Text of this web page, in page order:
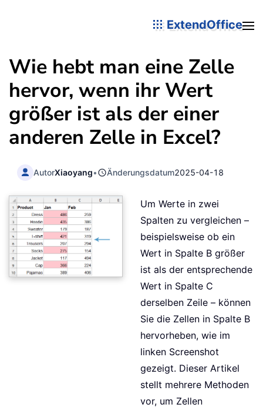
ExtendOffice
Wie hebt man eine Zelle
hervor, wenn ihr Wert
größer ist als der einer
anderen Zelle in Excel?
AutorXiaoyang• Änderungsdatum2025-04-18
Um Werte in zwei
Spalten zu vergleichen –
beispielsweise ob ein
Wert in Spalte B größer
ist als der entsprechende
Wert in Spalte C
derselben Zeile – können
Sie die Zellen in Spalte B
hervorheben, wie im
linken Screenshot
gezeigt. Dieser Artikel
stellt mehrere Methoden
vor, um Zellen